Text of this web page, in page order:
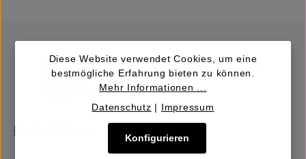
Diese Website verwendet Cookies, um eine
bestmögliche Erfahrung bieten zu können.
Mehr Informationen ...
Datenschutz | Impressum
Konfigurieren